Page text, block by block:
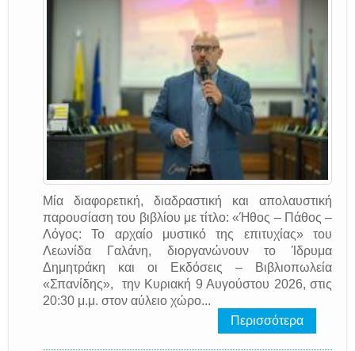
Μία διαφορετική, διαδραστική και απολαυστική
παρουσίαση του βιβλίου με τίτλο: «Ήθος – Πάθος –
Λόγος: Το αρχαίο μυστικό της επιτυχίας» του
Λεωνίδα Γαλάνη, διοργανώνουν το Ίδρυμα
Δημητράκη και οι Εκδόσεις – Βιβλιοπωλεία
«Σπανίδης», την Κυριακή 9 Αυγούστου 2026, στις
20:30 μ.μ. στον αύλειο χώρο...
Περισσότερα